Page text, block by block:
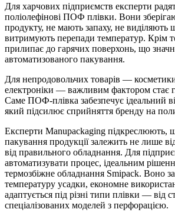
Для харчових підприємств експерти
поліолефінові ПОФ плівки. Вони
продукту, не мають запаху, не виділяють
витримують перепади температур. Крім
прилипає до гарячих поверхонь, що
автоматизованого пакування.
Для непродовольчих товарів —
електроніки — важливим фактором стає
Саме ПОФ-плівка забезпечує ідеальний
який підсилює сприйняття бренду на
Експерти Manupackaging підкреслюють,
пакування продукції залежить не лише
від правильного обладнання. Для
автоматизувати процес, ідеальним
термозбіжне обладнання Smipack. Воно
температуру усадки, економне
адаптується під різні типи плівки — від
спеціалізованих моделей з перфорацією.